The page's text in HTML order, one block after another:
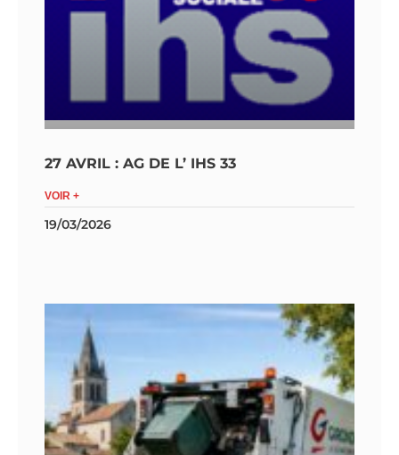
27 AVRIL : AG DE L’ IHS 33
VOIR +
19/03/2026